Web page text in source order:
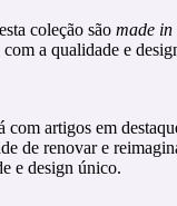
coleção são made
a qualidade e
com artigos em
de renovar e
e design único.